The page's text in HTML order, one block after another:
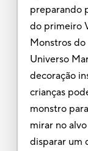
preparando
do primeiro
Monstros
Universo
decoração
crianças
monstro
mirar no
disparar um